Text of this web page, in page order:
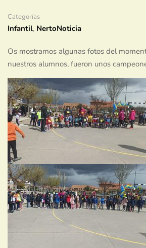
Categorías
Infantil, NertoNoticia
Os mostramos algunas fotos del
nuestros alumnos, fueron unos